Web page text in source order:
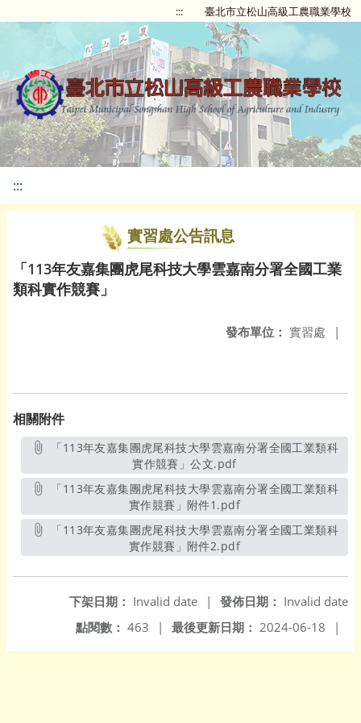
::: 臺北市立松山高級工農職業學校
:::
實習處公告訊息
「113年友嘉集團虎尾科技大學雲嘉南分署全國工業
類科實作競賽」
發布單位： 實習處 |
相關附件
實作競賽」公文.pdf另開新視窗
實作競賽」附件1.pdf另開新視窗
實作競賽」附件2.pdf另開新視窗
發佈日期： Invalid date
下架日期： Invalid date
|
最後更新日期： 2024-06-18 |
點閱數： 463 |